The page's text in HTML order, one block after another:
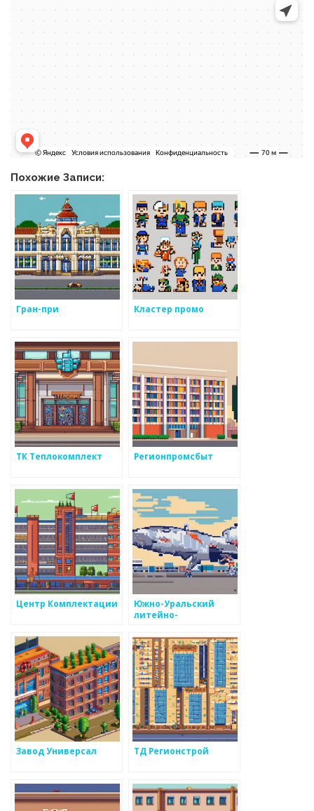
Похожие Записи:
Гран-при Кластер промо
ТК Теплокомплект Регионпромсбыт
Центр Комплектации
Южно-Уральский
литейно-
Завод Универсал ТД Регионстрой